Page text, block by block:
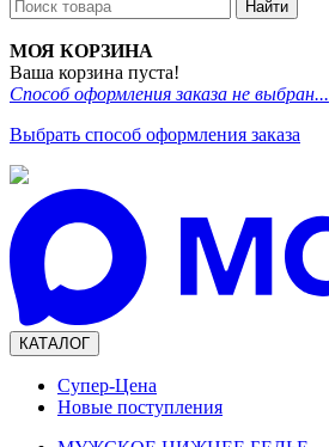
Найти
МОЯ КОРЗИНА
Ваша корзина пуста!
Способ оформления заказа не выбран...
Выбрать способ оформления заказа
КАТАЛОГ
Супер-Цена
Новые поступления